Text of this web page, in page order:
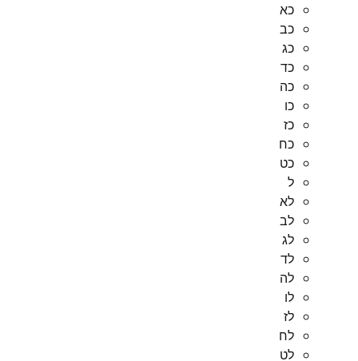
כא
כב
כג
כד
כה
כו
כז
כח
כט
ל
לא
לב
לג
לד
לה
לו
לז
לח
לט